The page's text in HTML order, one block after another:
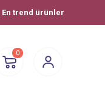
En trend ürünler
0